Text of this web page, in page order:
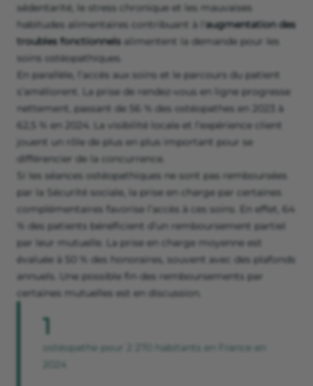
sédentarité, le stress chronique et les mauvaises
habitudes alimentaires contribuant à l' augmentation des
troubles fonctionnels alimentent la demande pour les
soins ostéopathiques.
En parallèle, l’accès aux soins et le parcours du patient
s’améliorent. La prise de rendez-vous en ligne progresse
nettement, passant de 56 % des ostéopathes en 2023 à
62,5 % en 2024. La visibilité locale et l’expérience client
jouent un rôle de plus en plus important pour se
différencier de la concurrence.
Si les séances ostéopathiques ne sont pas remboursées
par la Sécurité sociale, la prise en charge par certaines
complémentaires favorise l’accès à ces soins. En effet, 64
% des patients bénéficient d’un remboursement partiel
par leur mutuelle. La prise en charge moyenne est
évaluée à 50 % des honoraires, souvent avec des plafonds
annuels. Une possible fin des remboursements par
certaines mutuelles est en discussion.
1
ostéopathe pour 2 270 habitants en France en
2024